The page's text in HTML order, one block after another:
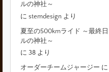
ルの神社～
にstemdesign より
夏至の500kmライド ～最終
ルの神社～
に38 より
オーダーチームジャージー